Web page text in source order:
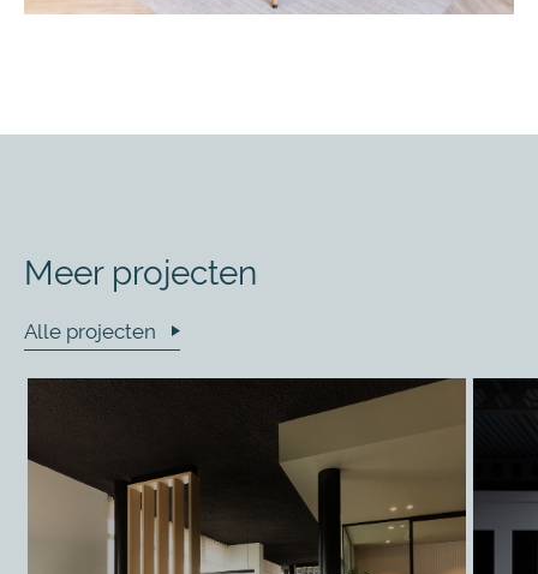
Meer projecten
Alle projecten